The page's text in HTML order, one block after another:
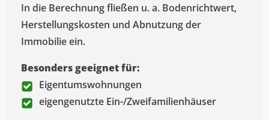
In die Berechnung fließen u. a. Bodenrichtwert,
Herstellungskosten und Abnutzung der
Immobilie ein.
Besonders geeignet für:
Eigentumswohnungen
eigengenutzte Ein-/Zweifamilienhäuser